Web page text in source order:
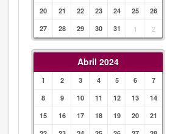
20
21 22 23 24 25
26
27
28 29 30 31 1 2
Abril 2024
1 2 3 4 5 6
7
8
9 10 11 12 13
14
15
16 17 18 19 20
21